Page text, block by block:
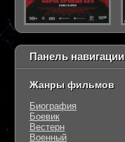
Панель навигации
Жанры фильмов
Биография
Боевик
Вестерн
Военный